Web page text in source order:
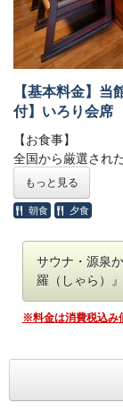
～1月2日は特選和
だく場合がござい
※2026年1月1日以
アレルギー、苦手
および除去はでき
※12月31日～1月2
お受けいたしかねま
※お部屋食は行っ
越しいただく形と
●ご朝食●
○和食膳
プ帳への押印がで
従前は当HPから
（0288-98-0336）
お願い申し上げま
【基本料金】
付】いろり会席
【お食事】
全国から厳選され
魚・一升べら・ば
土食もお召し上が
り込んだ囲炉裏会
○特選和牛ミニス
○囲炉裏会席
串焼、鍋物、刺身
だく場合がござい
※2026年1月1日以
もっと見る
朝食 夕食
サウナ・源泉
羅（しゃら）
※料金は消費税込み